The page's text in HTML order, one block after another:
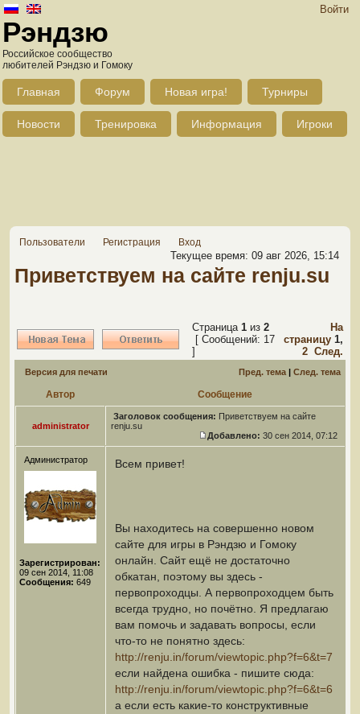
Войти
Рэндзю
Российское сообщество
любителей Рэндзю и Гомоку
Главная Форум Новая игра! Турниры
Новости Тренировка Информация Игроки
Пользователи Регистрация Вход
Текущее время: 09 авг 2026, 15:14
Приветствуем на сайте renju.su
Страница 1 из 2
[ Сообщений: 17
]
На
страницу 1,
2 След.
Версия для печати Пред. тема | След. тема
Автор Сообщение
administrator
Заголовок сообщения: Приветствуем на сайте
renju.su
Добавлено: 30 сен 2014, 07:12
Администратор
Зарегистрирован:
09 сен 2014, 11:08
Сообщения: 649
Всем привет!
Вы находитесь на совершенно новом
сайте для игры в Рэндзю и Гомоку
онлайн. Сайт ещё не достаточно
обкатан, поэтому вы здесь -
первопроходцы. А первопроходцем быть
всегда трудно, но почётно. Я предлагаю
вам помочь и задавать вопросы, если
что-то не понятно здесь:
http://renju.in/forum/viewtopic.php?f=6&t=7
если найдена ошибка - пишите сюда:
http://renju.in/forum/viewtopic.php?f=6&t=6
а если есть какие-то конструктивные